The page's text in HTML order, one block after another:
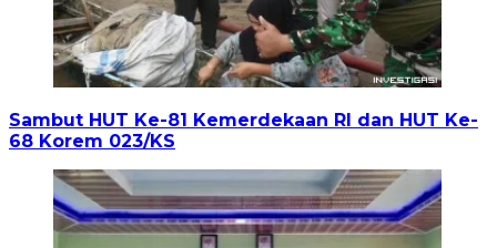
Sambut HUT Ke-81 Kemerdekaan RI dan HUT Ke-
68 Korem 023/KS